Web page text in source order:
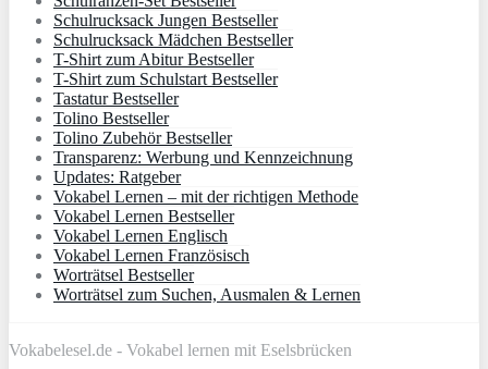
Schulrucksack Jungen Bestseller
Schulrucksack Mädchen Bestseller
T-Shirt zum Abitur Bestseller
T-Shirt zum Schulstart Bestseller
Tastatur Bestseller
Tolino Bestseller
Tolino Zubehör Bestseller
Transparenz: Werbung und Kennzeichnung
Updates: Ratgeber
Vokabel Lernen – mit der richtigen Methode
Vokabel Lernen Bestseller
Vokabel Lernen Englisch
Vokabel Lernen Französisch
Worträtsel Bestseller
Worträtsel zum Suchen, Ausmalen & Lernen
Vokabelesel.de - Vokabel lernen mit Eselsbrücken